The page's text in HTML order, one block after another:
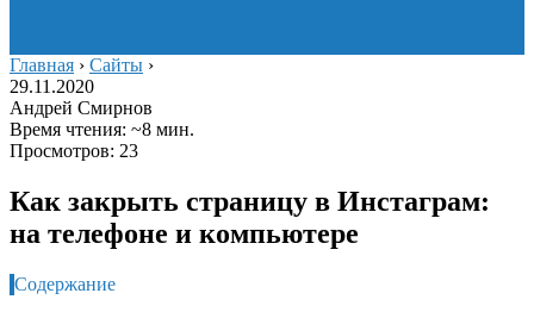
Главная › Сайты ›
29.11.2020
Андрей Смирнов
Время чтения: ~8 мин.
Просмотров: 23
Как закрыть страницу в Инстаграм:
на телефоне и компьютере
Содержание